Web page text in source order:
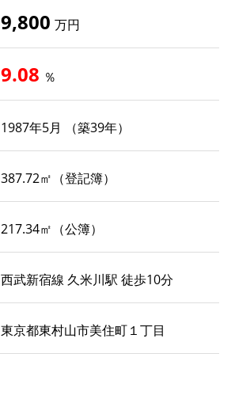
9,800 万円
9.08 ％
1987年5月 （築39年）
387.72㎡（登記簿）
217.34㎡（公簿）
西武新宿線 久米川駅 徒歩10分
東京都東村山市美住町１丁目